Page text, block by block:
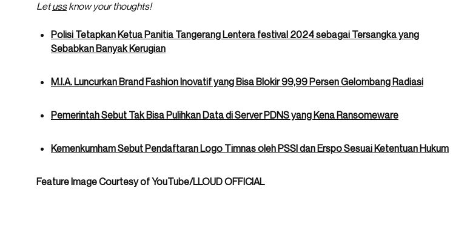
Letussknow your thoughts!
Polisi Tetapkan Ketua Panitia Tangerang Lentera festival 2024 sebagai Tersangka yang
Sebabkan Banyak Kerugian
M.I.A. Luncurkan Brand Fashion Inovatif yang Bisa Blokir 99,99 Persen Gelombang Radiasi
Pemerintah Sebut Tak Bisa Pulihkan Data di Server PDNS yang Kena Ransomeware
Kemenkumham Sebut Pendaftaran Logo Timnas oleh PSSI dan Erspo Sesuai Ketentuan Hukum
Feature Image Courtesy of YouTube/LLOUD OFFICIAL